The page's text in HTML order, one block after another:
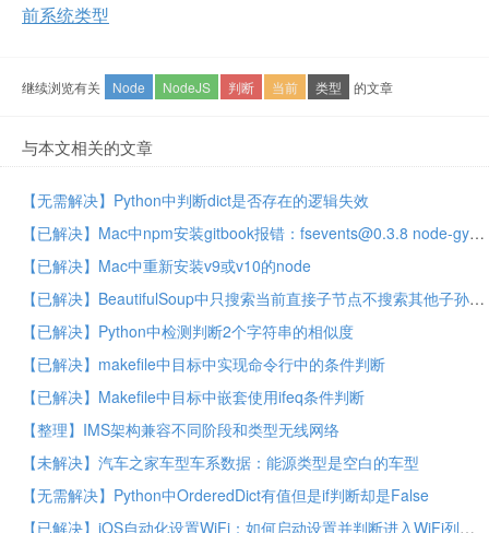
前系统类型
继续浏览有关 Node NodeJS 判断 当前 类型 的文章
与本文相关的文章
【无需解决】Python中判断dict是否存在的逻辑失效
【已解决】Mac中npm安装gitbook报错：fsevents@0.3.8 node-gyp rebuild define NAN_DEPRECATED __attribute__ deprecated
【已解决】Mac中重新安装v9或v10的node
【已解决】BeautifulSoup中只搜索当前直接子节点不搜索其他子孙节点
【已解决】Python中检测判断2个字符串的相似度
【已解决】makefile中目标中实现命令行中的条件判断
【已解决】Makefile中目标中嵌套使用ifeq条件判断
【整理】IMS架构兼容不同阶段和类型无线网络
【未解决】汽车之家车型车系数据：能源类型是空白的车型
【无需解决】Python中OrderedDict有值但是if判断却是False
【已解决】iOS自动化设置WiFi：如何启动设置并判断进入WiFi列表页